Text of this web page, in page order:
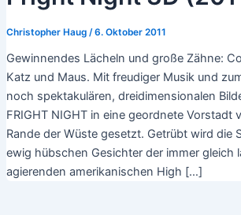
Christopher Haug /6. Oktober 2011
Gewinnendes Lächeln und große Zähne:
Katz und Maus. Mit freudiger Musik und
noch spektakulären, dreidimensionalen
FRIGHT NIGHT in eine geordnete Vorstadt
Rande der Wüste gesetzt. Getrübt wird die
ewig hübschen Gesichter der immer gleich
agierenden amerikanischen High […]